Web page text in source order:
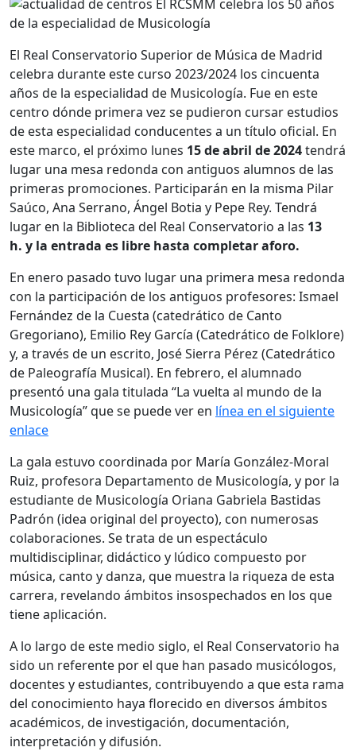
El Real Conservatorio Superior de Música de Madrid
celebra durante este curso 2023/2024 los cincuenta
años de la especialidad de Musicología. Fue en este
centro dónde primera vez se pudieron cursar estudios
de esta especialidad conducentes a un título oficial. En
este marco, el próximo lunes 15 de abril de 2024tendrá
lugar una mesa redonda con antiguos alumnos de las
primeras promociones. Participarán en la misma Pilar
Saúco, Ana Serrano, Ángel Botia y Pepe Rey. Tendrá
lugar en la Biblioteca del Real Conservatorio a las 13
h. y la entrada es libre hasta completar aforo.
En enero pasado tuvo lugar una primera mesa redonda
con la participación de los antiguos profesores: Ismael
Fernández de la Cuesta (catedrático de Canto
Gregoriano), Emilio Rey García (Catedrático de Folklore)
y, a través de un escrito, José Sierra Pérez (Catedrático
de Paleografía Musical). En febrero, el alumnado
presentó una gala titulada “La vuelta al mundo de la
Musicología” que se puede ver en línea en el siguiente
enlace
La gala estuvo coordinada por María González-Moral
Ruiz, profesora Departamento de Musicología, y por la
estudiante de Musicología Oriana Gabriela Bastidas
Padrón (idea original del proyecto), con numerosas
colaboraciones. Se trata de un espectáculo
multidisciplinar, didáctico y lúdico compuesto por
música, canto y danza, que muestra la riqueza de esta
carrera, revelando ámbitos insospechados en los que
tiene aplicación.
A lo largo de este medio siglo, el Real Conservatorio ha
sido un referente por el que han pasado musicólogos,
docentes y estudiantes, contribuyendo a que esta rama
del conocimiento haya florecido en diversos ámbitos
académicos, de investigación, documentación,
interpretación y difusión.